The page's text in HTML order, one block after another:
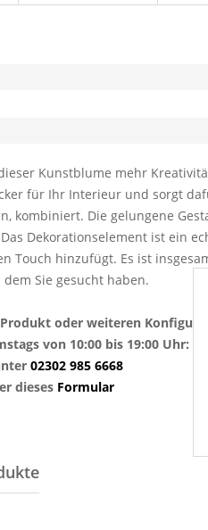
Kunstblume mehr
für Ihr Interieur und sorgt
kombiniert. Die gelungene
Dekorationselement ist ein
Touch hinzufügt. Es ist
Sie gesucht haben.
oder weiteren
von 10:00 bis 19:00 Uhr:
02302 985 6668
dieses Formular